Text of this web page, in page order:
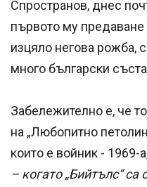
Спространов, днес
първото му
изцяло негова рожба,
много български
Забележително е, че
на „Любопитно
които е войник - 1969-
– когато „Бийтълс“